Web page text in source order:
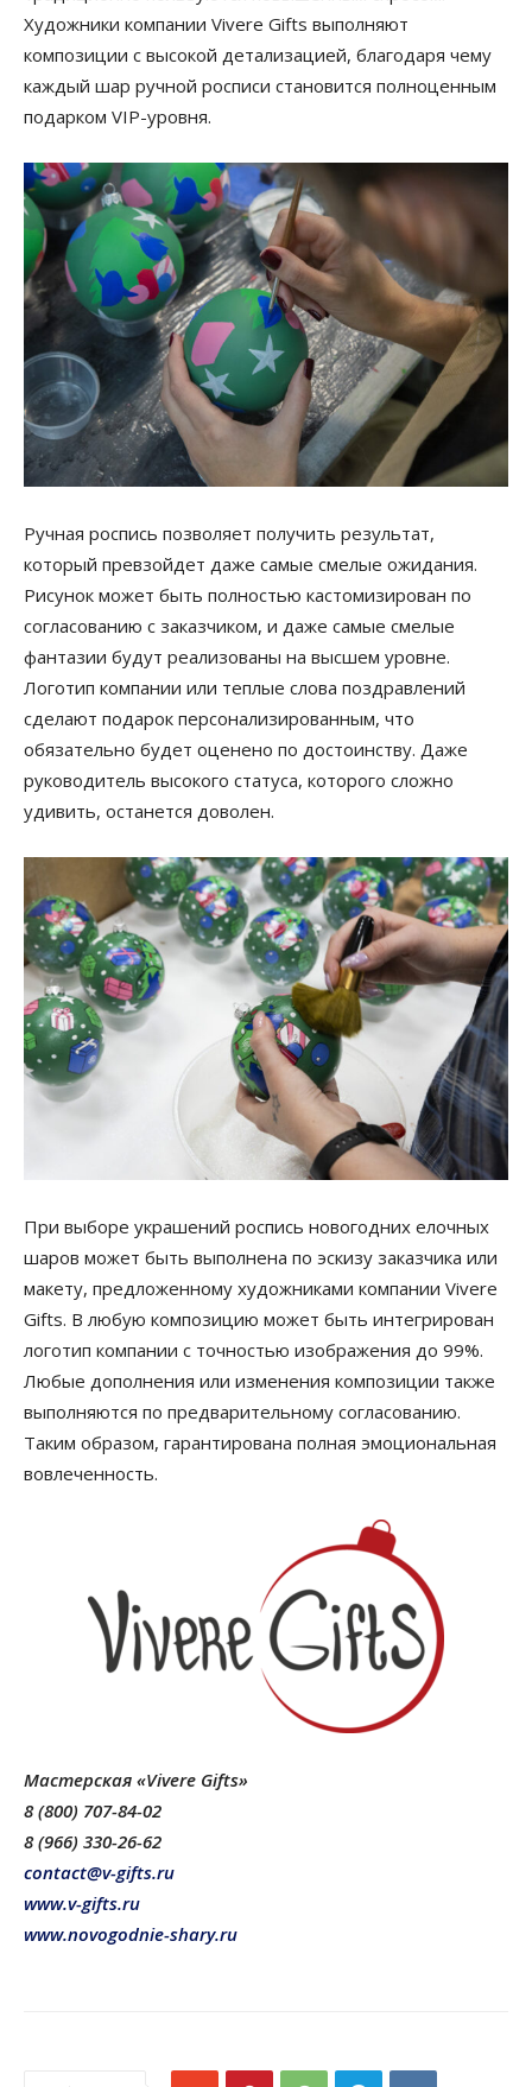
Художники компании Vivere Gifts выполняют
композиции с высокой детализацией, благодаря чему
каждый шар ручной росписи становится полноценным
подарком VIP-уровня.
Ручная роспись позволяет получить результат,
который превзойдет даже самые смелые ожидания.
Рисунок может быть полностью кастомизирован по
согласованию с заказчиком, и даже самые смелые
фантазии будут реализованы на высшем уровне.
Логотип компании или теплые слова поздравлений
сделают подарок персонализированным, что
обязательно будет оценено по достоинству. Даже
руководитель высокого статуса, которого сложно
удивить, останется доволен.
При выборе украшений роспись новогодних елочных
шаров может быть выполнена по эскизу заказчика или
макету, предложенному художниками компании Vivere
Gifts. В любую композицию может быть интегрирован
логотип компании с точностью изображения до 99%.
Любые дополнения или изменения композиции также
выполняются по предварительному согласованию.
Таким образом, гарантирована полная эмоциональная
вовлеченность.
Мастерская «Vivere Gifts»
8 (800) 707-84-02
8 (966) 330-26-62
contact@v-gifts.ru
www.v-gifts.ru
www.novogodnie-shary.ru